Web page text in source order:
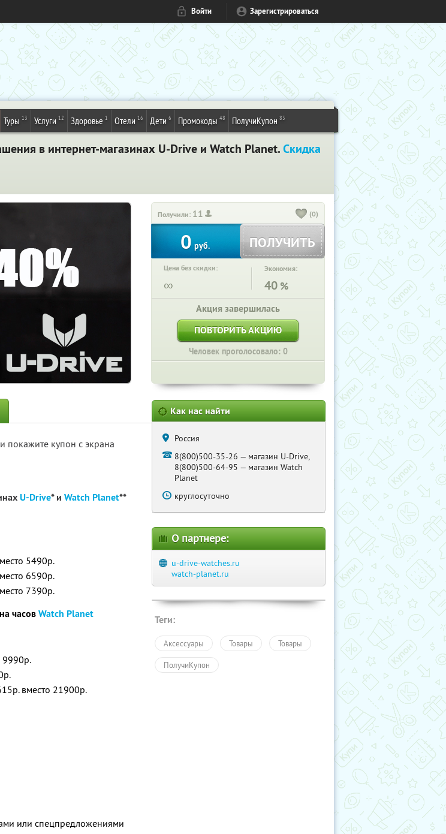
Войти Зарегистрироваться
Туры 13 Услуги 12 Здоровье 1 Отели 16 Дети 6 Промокоды 48 ПолучиКупон 83
в интернет-магазинах U-Drive и Watch Planet.Скидка
Получили: 11 (0)
0 руб. ПОЛУЧИТЬ
Цена без скидки:
∞
Экономия:
40 %
Акция завершилась
ПОВТОРИТЬ АКЦИЮ
Человек проголосовало: 0
и покажите купон с экрана
U-Drive* и Watch Planet**
5490р.
6590р.
7390р.
часовWatch Planet
9990р.
вместо 21900р.
или спецпредложениями
Как нас найти
Россия
8(800)500-35-26 — магазин U-Drive,
8(800)500-64-95 — магазин Watch
Planet
круглосуточно
О партнере:
u-drive-watches.ru
watch-planet.ru
Теги:
Аксессуары Товары Товары
ПолучиКупон